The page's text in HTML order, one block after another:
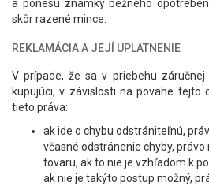
a ponesú známky bežného
skôr razené mince.
REKLAMÁCIA A JEJÍ UPLATNENIE
V prípade, že sa v priebehu
kupujúci, v závislosti na povahe tejto
tieto práva:
ak ide o chybu odstrániteľnú,
včasné odstránenie chyby,
tovaru, ak to nie je vzhľadom k
ak nie je takýto postup možný,